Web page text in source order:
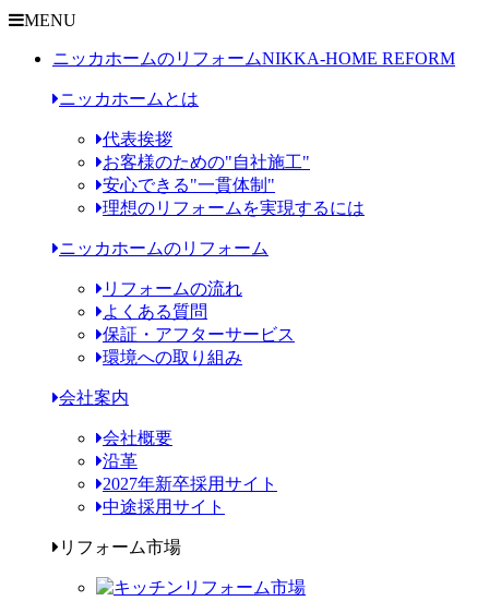
MENU
ニッカホームのリフォームNIKKA-HOME REFORM
ニッカホームとは
代表挨拶
お客様のための"自社施工"
安心できる"一貫体制"
理想のリフォームを実現するには
ニッカホームのリフォーム
リフォームの流れ
よくある質問
保証・アフターサービス
環境への取り組み
会社案内
会社概要
沿革
2027年新卒採用サイト
中途採用サイト
リフォーム市場